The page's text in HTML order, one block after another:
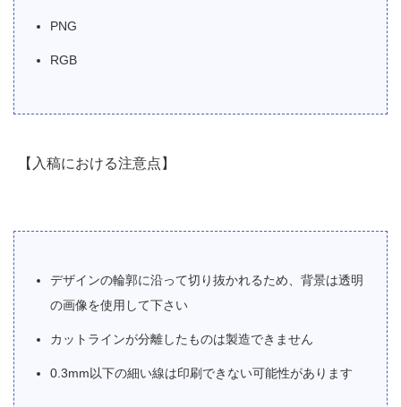
PNG
RGB
【入稿における注意点】
デザインの輪郭に沿って切り抜かれるため、背景は透明
の画像を使用して下さい
カットラインが分離したものは製造できません
0.3mm以下の細い線は印刷できない可能性があります